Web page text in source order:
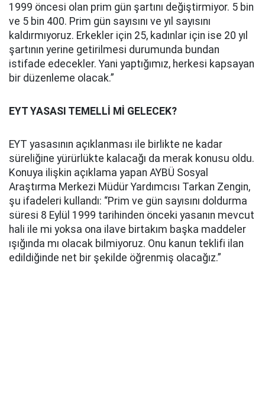
1999 öncesi olan prim gün şartını değiştirmiyor. 5 bin
ve 5 bin 400. Prim gün sayısını ve yıl sayısını
kaldırmıyoruz. Erkekler için 25, kadınlar için ise 20 yıl
şartının yerine getirilmesi durumunda bundan
istifade edecekler. Yani yaptığımız, herkesi kapsayan
bir düzenleme olacak.”
EYT YASASI TEMELLİ Mİ GELECEK?
EYT yasasının açıklanması ile birlikte ne kadar
süreliğine yürürlükte kalacağı da merak konusu oldu.
Konuya ilişkin açıklama yapan AYBÜ Sosyal
Araştırma Merkezi Müdür Yardımcısı Tarkan Zengin,
şu ifadeleri kullandı: “Prim ve gün sayısını doldurma
süresi 8 Eylül 1999 tarihinden önceki yasanın mevcut
hali ile mi yoksa ona ilave birtakım başka maddeler
ışığında mı olacak bilmiyoruz. Onu kanun teklifi ilan
edildiğinde net bir şekilde öğrenmiş olacağız.”